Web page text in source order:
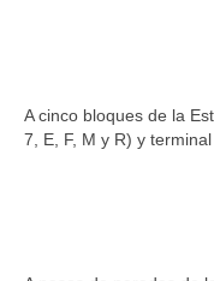
A cinco bloques de la
7, E, F, M y R) y